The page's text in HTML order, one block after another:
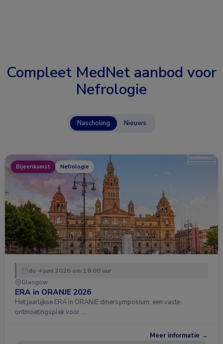
Compleet MedNet aanbod voor
Nefrologie
Nascholing Nieuws
Bijeenkomst Nefrologie
do 4 juni 2026 om 18:00 uur
Glasgow
ERA in ORANJE 2026
Het jaarlijkse ERA in ORANJE dinersymposium; een vaste
ontmoetingsplek voor …
Meer informatie →